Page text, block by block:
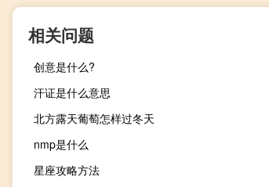
相关问题
创意是什么?
汗证是什么意思
北方露天葡萄怎样过冬天
nmp是什么
星座攻略方法